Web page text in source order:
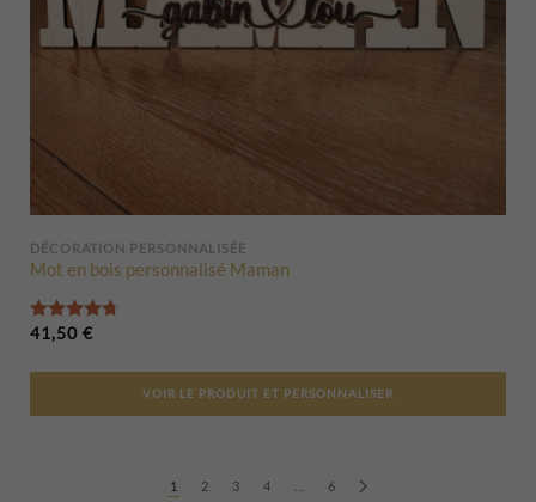
DÉCORATION PERSONNALISÉE
Mot en bois personnalisé Maman
41,50 €
VOIR LE PRODUIT ET PERSONNALISER
1 2 3 4 6